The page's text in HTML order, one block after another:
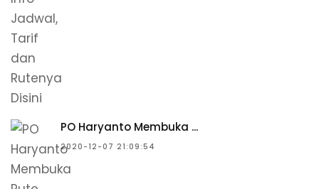
PO Haryanto Membuka ...
2020-12-07 21:09:54